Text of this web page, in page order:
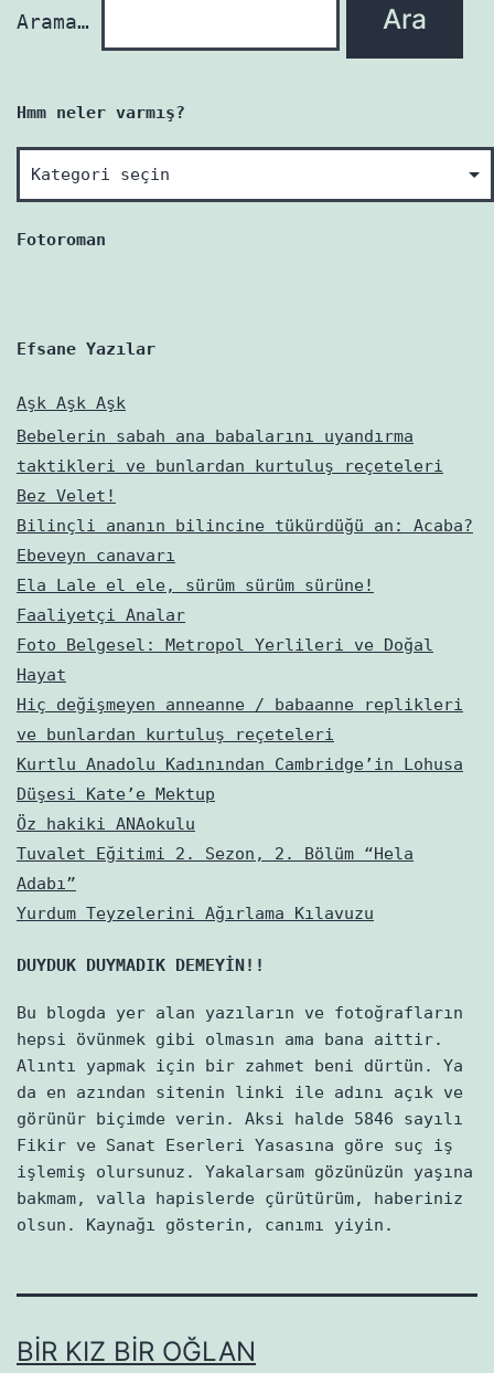
Arama…
Hmm neler varmış?
Hmm
neler
varmış?
Fotoroman
Efsane Yazılar
Aşk Aşk Aşk
Bebelerin sabah ana babalarını uyandırma
taktikleri ve bunlardan kurtuluş reçeteleri
Bez Velet!
Bilinçli ananın bilincine tükürdüğü an: Acaba?
Ebeveyn canavarı
Ela Lale el ele, sürüm sürüm sürüne!
Faaliyetçi Analar
Foto Belgesel: Metropol Yerlileri ve Doğal
Hayat
Hiç değişmeyen anneanne / babaanne replikleri
ve bunlardan kurtuluş reçeteleri
Kurtlu Anadolu Kadınından Cambridge’in Lohusa
Düşesi Kate’e Mektup
Öz hakiki ANAokulu
Tuvalet Eğitimi 2. Sezon, 2. Bölüm “Hela
Adabı”
Yurdum Teyzelerini Ağırlama Kılavuzu
DUYDUK DUYMADIK DEMEYİN!!
Bu blogda yer alan yazıların ve fotoğrafların
hepsi övünmek gibi olmasın ama bana aittir.
Alıntı yapmak için bir zahmet beni dürtün. Ya
da en azından sitenin linki ile adını açık ve
görünür biçimde verin. Aksi halde 5846 sayılı
Fikir ve Sanat Eserleri Yasasına göre suç iş
işlemiş olursunuz. Yakalarsam gözünüzün yaşına
bakmam, valla hapislerde çürütürüm, haberiniz
olsun. Kaynağı gösterin, canımı yiyin.
BIR KIZ BIR OĞLAN